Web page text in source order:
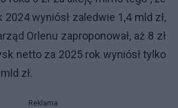
wyniósł zaledwie 1,4 mld zł,
Orlenu zaproponował, aż 8 zł
netto za 2025 rok wyniósł tylko
zł.
Reklama